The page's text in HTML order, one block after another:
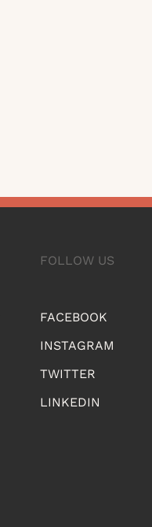
FOLLOW US
FACEBOOK
INSTAGRAM
TWITTER
LINKEDIN